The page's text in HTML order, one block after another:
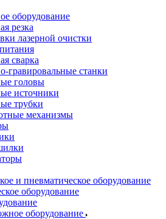
оборудование
резка
лазерной очистки
сварка
гравировальные станки
головы
источники
трубки
механизмы
и пневматическое оборудование
оборудование
оборудование